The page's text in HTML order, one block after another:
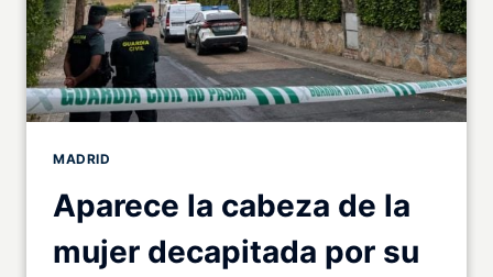
MADRID
Aparece la cabeza de la
mujer decapitada por su